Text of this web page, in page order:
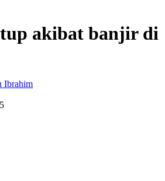
akibat banjir di
Ibrahim